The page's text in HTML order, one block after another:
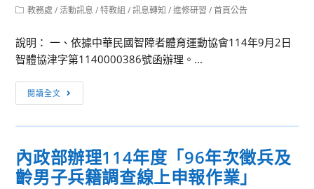
教
的
春
測
工
具
介
紹
用」
團
紹
與
國
師
研
author:
published:
Post教務處 / 活動訊息 / 特教組 / 訊息轉知 / 進修研習 / 首頁公告
說明： 一、依據中華民國智障者體育運動協會114年9月2日
智體協津字第1140000386號函辦理。...
閱讀全文
息
轉
「114
年
內政部辦理114年度「96年次徵兵及
齡男子兵籍調查線上申報作業」